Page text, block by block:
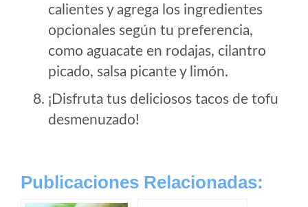
calientes y agrega los ingredientes
opcionales según tu preferencia,
como aguacate en rodajas, cilantro
picado, salsa picante y limón.
¡Disfruta tus deliciosos tacos de tofu
desmenuzado!
Publicaciones Relacionadas: